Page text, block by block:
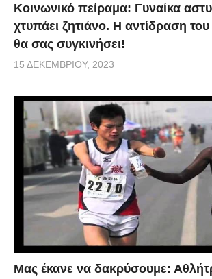
Κοινωνικό πείραμα: Γυναίκα
χτυπάει ζητιάνο. Η αντίδραση
θα σας συγκινήσει!
15 ΔΕΚΕΜΒΡΊΟΥ, 2023
Μας έκανε να δακρύσουμε: